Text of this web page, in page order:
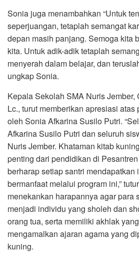
Sonia juga menambahkan “Untuk
seperjuangan, tetaplah semangat
depan masih panjang. Semoga kita
kita. Untuk adik-adik tetaplah
menyerah dalam belajar, dan
ungkap Sonia.
Kepala Sekolah SMA Nuris Jember,
Lc., turut memberikan apresiasi atas
oleh Sonia Afkarina Susilo Putri.
Afkarina Susilo Putri dan seluruh
Nuris Jember. Khataman kitab
penting dari pendidikan di
berharap setiap santri mendapatkan
bermanfaat melalui program ini,”
menekankan harapannya agar para
menjadi individu yang sholeh dan
orang tua, serta memiliki akhlak
mengamalkan ajaran agama yang
kuning.